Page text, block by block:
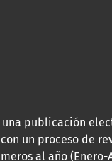
una publicación
un proceso de
al año